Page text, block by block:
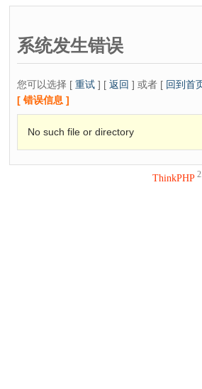
系统发生错误
您可以选择 [ 重试 ] [ 返回 ] 或者 [ 回到首
[ 错误信息 ]
No such file or directory
ThinkPHP